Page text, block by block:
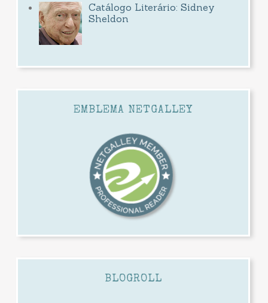
Catálogo Literário: Sidney
Sheldon
EMBLEMA NETGALLEY
BLOGROLL